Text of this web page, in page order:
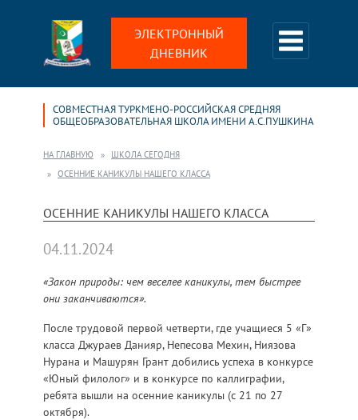
ЭЛЕКТРОННЫЙ
ДНЕВНИК
СОВМЕСТНАЯ ТУРКМЕНО-РОССИЙСКАЯ СРЕДНЯЯ
ОБЩЕОБРАЗОВАТЕЛЬНАЯ ШКОЛА ИМЕНИ А.С.ПУШКИНА
НА ГЛАВНУЮ
ШКОЛА СЕГОДНЯ
ОСЕННИЕ КАНИКУЛЫ НАШЕГО КЛАССА
ОСЕННИЕ КАНИКУЛЫ НАШЕГО КЛАССА
04.11.2024
«Закон природы: чем веселее каникулы, тем быстрее
они заканчиваются».
После трудовой первой четверти, где учащиеся 5 «Г»
класса Джураев Данияр, Непесова Мехин, Ниязова
Нурана и Машурян Грант добились успеха в конкурсе
«Юный филолог» и в конкурсе по каллиграфии,
ребята вышли на осенние каникулы (с 21 по 27
октября).